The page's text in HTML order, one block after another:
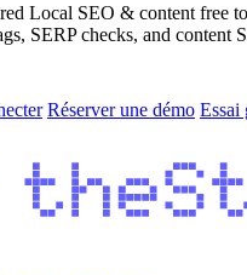
Local SEO & content free
SERP checks, and content
Réserver une démo